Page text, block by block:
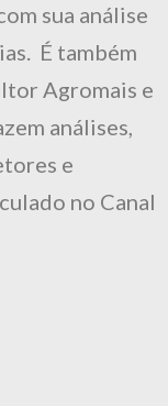
sua análise
É também
Agromais e
análises,
e
no Canal